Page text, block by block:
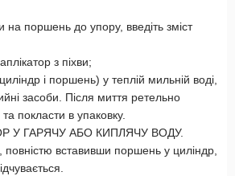
на поршень до упору, введіть зміст
з піхви;
і поршень) у теплій мильній воді,
засоби. Після миття ретельно
покласти в упаковку.
У ГАРЯЧУ АБО КИПЛЯЧУ ВОДУ.
повністю вставивши поршень у циліндр,